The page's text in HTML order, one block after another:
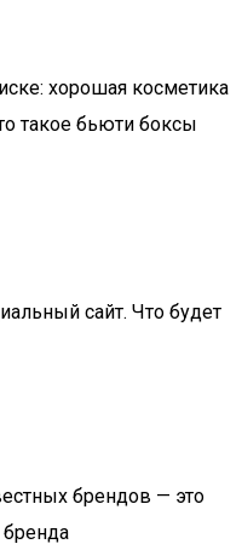
хорошая косметика
такое бьюти боксы
сайт. Что будет